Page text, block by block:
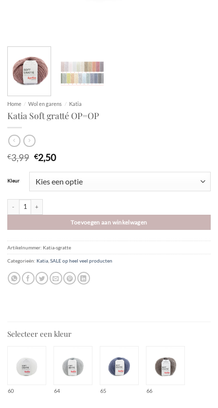
Home / Wol en garens / Katia
Katia Soft gratté OP=OP
€3,99 Oorspronkelijke
prijs
was:
€3,99.
€2,50Huidige
is:
€2,50.
Kleur
Katia Soft gratté OP=OP aantal
Toevoegen aan winkelwagen
Artikelnummer: Katia-sgratte
Categorieën: Katia SALE op heel veel producten
Selecteer een kleur
60 64 65 66